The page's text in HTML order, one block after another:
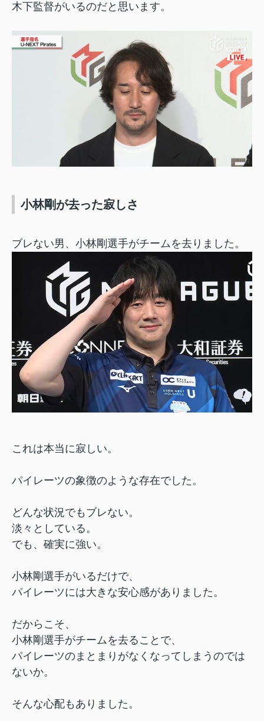
木下監督がいるのだと思います。
小林剛が去った寂しさ
ブレない男、小林剛選手がチームを去りました。
これは本当に寂しい。
パイレーツの象徴のような存在でした。
どんな状況でもブレない。
淡々としている。
でも、確実に強い。
小林剛選手がいるだけで、
パイレーツには大きな安心感がありました。
だからこそ、
小林剛選手がチームを去ることで、
パイレーツのまとまりがなくなってしまうのでは
ないか。
そんな心配もありました。